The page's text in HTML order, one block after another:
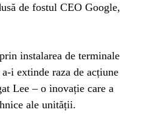
de fostul CEO Google,
instalarea de terminale
i extinde raza de acțiune
Lee – o inovație care a
ale unității.